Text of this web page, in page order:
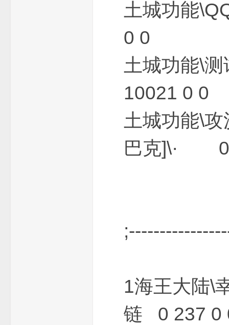
土城功能
0 0
土城功能
10021 0 0
土城功能
巴克]\· 0
1海王大
链 0 237 0